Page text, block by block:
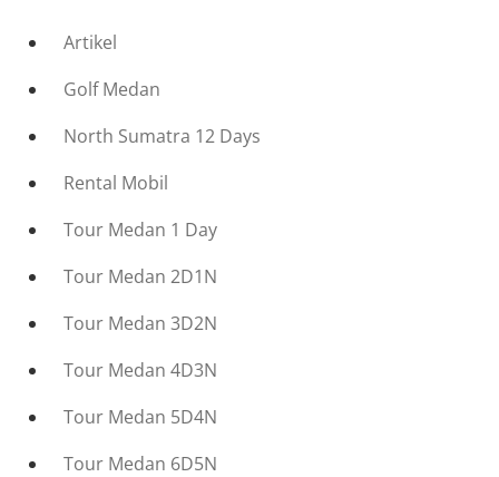
Artikel
Golf Medan
North Sumatra 12 Days
Rental Mobil
Tour Medan 1 Day
Tour Medan 2D1N
Tour Medan 3D2N
Tour Medan 4D3N
Tour Medan 5D4N
Tour Medan 6D5N